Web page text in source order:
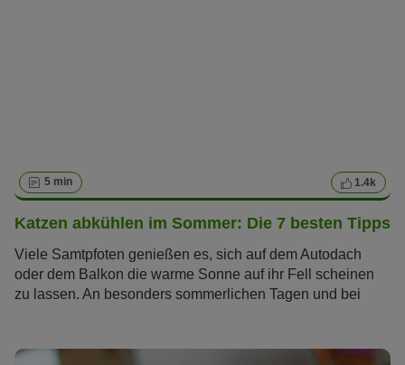
5 min 1.4k
Katzen abkühlen im Sommer: Die 7 besten Tipps
Viele Samtpfoten genießen es, sich auf dem Autodach
oder dem Balkon die warme Sonne auf ihr Fell scheinen
zu lassen. An besonders sommerlichen Tagen und bei
zusammengefasst, mit denen Sie Ihre Katze abkühlen